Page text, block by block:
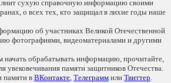
сухую справочную информацию своими
о всех тех, кто защищал в лихие годы наше
об участниках Великой Отечественной
фотографиями, видеоматериалами и другими
начать обрабатывать информацию, прочитайте,
памяти защитников Отечества.
памяти в ВКонтакте, Телеграмм или Твиттер.